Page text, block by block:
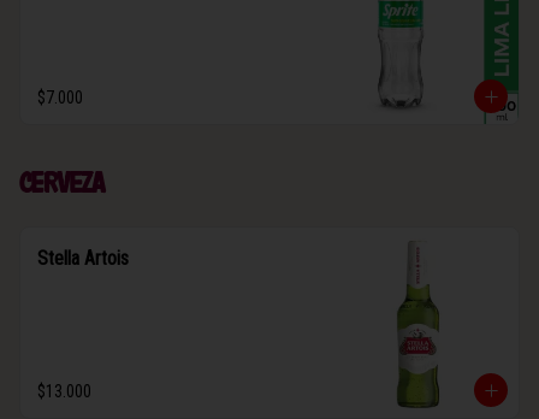
$7.000
Cerveza
Stella Artois
$13.000